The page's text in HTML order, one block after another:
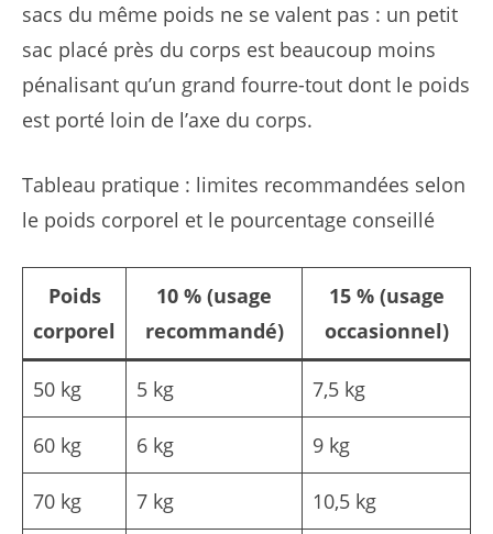
sacs du même poids ne se valent pas : un petit
sac placé près du corps est beaucoup moins
pénalisant qu’un grand fourre-tout dont le poids
est porté loin de l’axe du corps.
Tableau pratique : limites recommandées selon
le poids corporel et le pourcentage conseillé
Poids
corporel
10 % (usage
recommandé)
15 % (usage
occasionnel)
50 kg 5 kg 7,5 kg
60 kg 6 kg 9 kg
70 kg 7 kg 10,5 kg